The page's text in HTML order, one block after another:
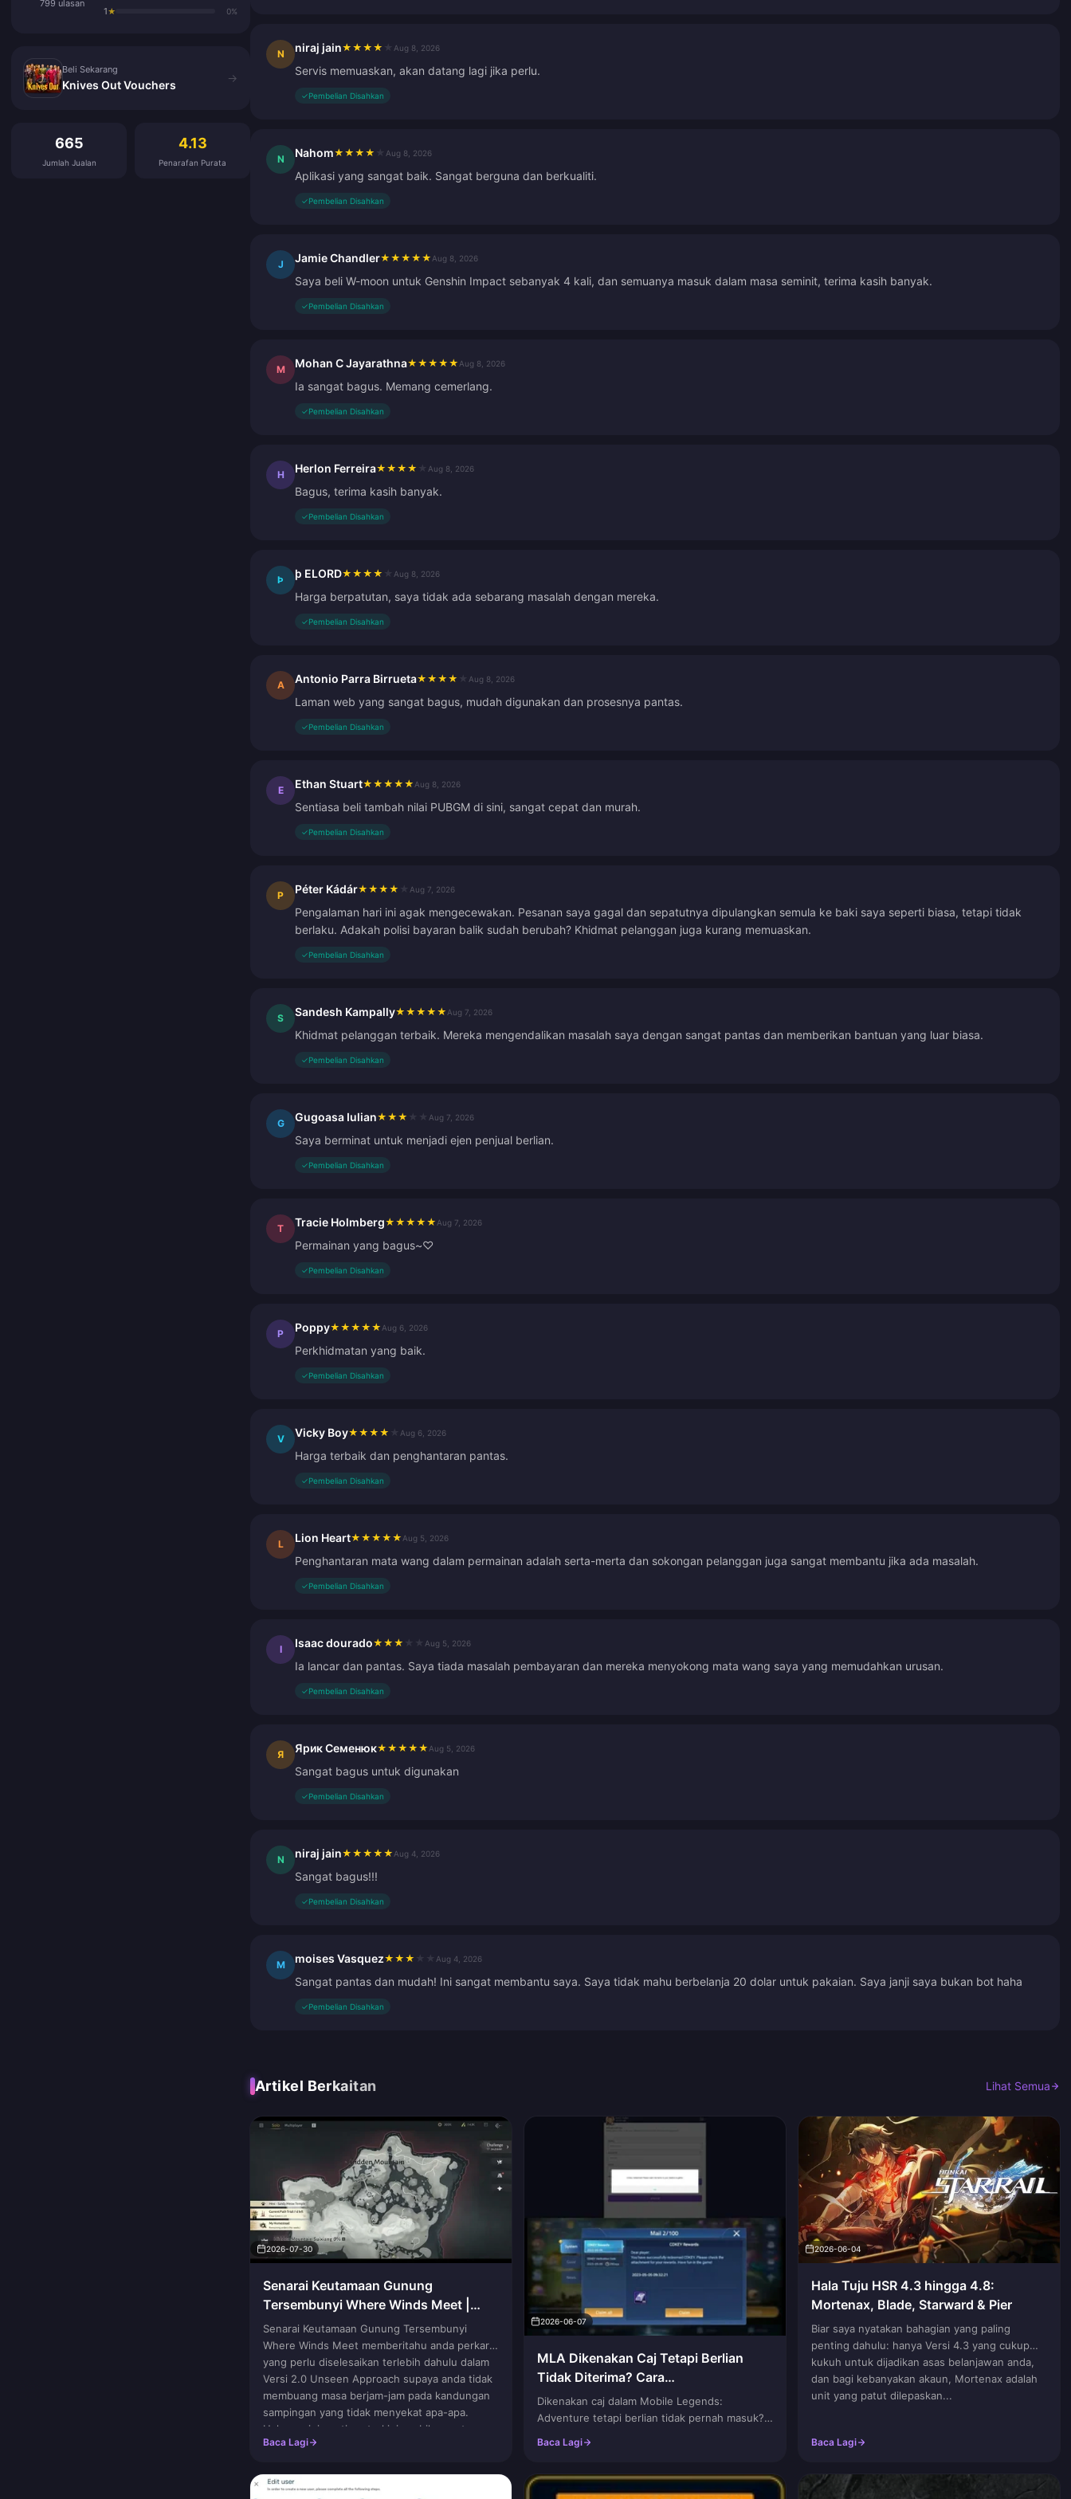
799 ulasan
1★ 0%
Beli Sekarang
Knives Out Vouchers
→
665
Jumlah Jualan
4.13
Penarafan Purata
N niraj jain★ ★ ★ ★ Aug 8, 2026
Servis memuaskan, akan datang lagi jika perlu.
✓Pembelian Disahkan
N Nahom★ ★ ★ ★ Aug 8, 2026
Aplikasi yang sangat baik. Sangat berguna dan berkualiti.
✓Pembelian Disahkan
J Jamie Chandler★ ★ ★ ★ ★ Aug 8, 2026
Saya beli W-moon untuk Genshin Impact sebanyak 4 kali, dan semuanya masuk dalam masa seminit, terima kasih banyak.
✓Pembelian Disahkan
M Mohan C Jayarathna★ ★ ★ ★ ★ Aug 8, 2026
Ia sangat bagus. Memang cemerlang.
✓Pembelian Disahkan
H Herlon Ferreira★ ★ ★ ★ Aug 8, 2026
Bagus, terima kasih banyak.
✓Pembelian Disahkan
Þ þ ELORD★ ★ ★ ★ Aug 8, 2026
Harga berpatutan, saya tidak ada sebarang masalah dengan mereka.
✓Pembelian Disahkan
A Antonio Parra Birrueta★ ★ ★ ★ Aug 8, 2026
Laman web yang sangat bagus, mudah digunakan dan prosesnya pantas.
✓Pembelian Disahkan
E Ethan Stuart★ ★ ★ ★ ★ Aug 8, 2026
Sentiasa beli tambah nilai PUBGM di sini, sangat cepat dan murah.
✓Pembelian Disahkan
P Péter Kádár★ ★ ★ ★ Aug 7, 2026
Pengalaman hari ini agak mengecewakan. Pesanan saya gagal dan sepatutnya dipulangkan semula ke baki saya seperti biasa, tetapi tidak
berlaku. Adakah polisi bayaran balik sudah berubah? Khidmat pelanggan juga kurang memuaskan.
✓Pembelian Disahkan
S Sandesh Kampally★ ★ ★ ★ ★ Aug 7, 2026
Khidmat pelanggan terbaik. Mereka mengendalikan masalah saya dengan sangat pantas dan memberikan bantuan yang luar biasa.
✓Pembelian Disahkan
G Gugoasa Iulian★ ★ ★ Aug 7, 2026
Saya berminat untuk menjadi ejen penjual berlian.
✓Pembelian Disahkan
T Tracie Holmberg★ ★ ★ ★ ★ Aug 7, 2026
Permainan yang bagus~♡
✓Pembelian Disahkan
P Poppy★ ★ ★ ★ ★ Aug 6, 2026
Perkhidmatan yang baik.
✓Pembelian Disahkan
V Vicky Boy★ ★ ★ ★ Aug 6, 2026
Harga terbaik dan penghantaran pantas.
✓Pembelian Disahkan
L Lion Heart★ ★ ★ ★ ★ Aug 5, 2026
Penghantaran mata wang dalam permainan adalah serta-merta dan sokongan pelanggan juga sangat membantu jika ada masalah.
✓Pembelian Disahkan
I Isaac dourado★ ★ ★ Aug 5, 2026
Ia lancar dan pantas. Saya tiada masalah pembayaran dan mereka menyokong mata wang saya yang memudahkan urusan.
✓Pembelian Disahkan
Я Ярик Семенюк★ ★ ★ ★ ★ Aug 5, 2026
Sangat bagus untuk digunakan
✓Pembelian Disahkan
N niraj jain★ ★ ★ ★ ★ Aug 4, 2026
Sangat bagus!!!
✓Pembelian Disahkan
M moises Vasquez★ ★ ★ Aug 4, 2026
Sangat pantas dan mudah! Ini sangat membantu saya. Saya tidak mahu berbelanja 20 dolar untuk pakaian. Saya janji saya bukan bot haha
✓Pembelian Disahkan
Artikel Berkaitan Lihat Semua
2026-07-30
Senarai Keutamaan Gunung
Tersembunyi Where Winds Meet |
Julai 2026
Senarai Keutamaan Gunung Tersembunyi
Where Winds Meet memberitahu anda perkara
yang perlu diselesaikan terlebih dahulu dalam
Versi 2.0 Unseen Approach supaya anda tidak
membuang masa berjam-jam pada kandungan
sampingan yang tidak menyekat apa-apa.
Halaman ini sentiasa terkini apabila peraturan
buka kunci, acara dan penggiliran boss
dan semak semula selepas setiap minggu
Baca Lagi
2026-06-07
MLA Dikenakan Caj Tetapi Berlian
Tidak Diterima? Cara
Menyelesaikannya dengan Cepat
Dikenakan caj dalam Mobile Legends:
Adventure tetapi berlian tidak pernah masuk?
sepenuhnya, log masuk semula, kemudian
Baca Lagi
2026-06-04
Hala Tuju HSR 4.3 hingga 4.8:
Mortenax, Blade, Starward & Pier
Biar saya nyatakan bahagian yang paling
penting dahulu: hanya Versi 4.3 yang cukup
kukuh untuk dijadikan asas belanjawan anda,
dan bagi kebanyakan akaun, Mortenax adalah
unit yang patut dilepaskan...
Baca Lagi